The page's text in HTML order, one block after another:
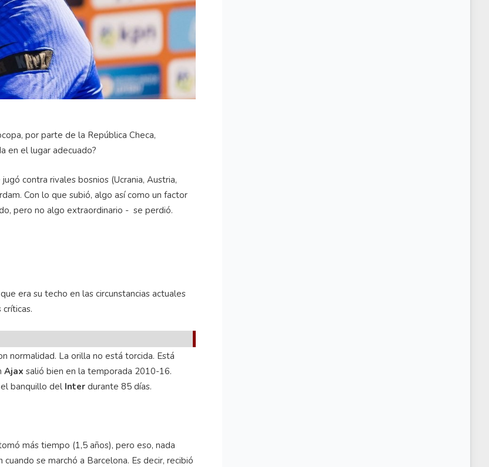
por parte de la República Checa,
en el lugar adecuado?
contra rivales bosnios (Ucrania, Austria,
Con lo que subió, algo así como un factor
pero no algo extraordinario - se perdió.
era su techo en las circunstancias actuales
normalidad. La orilla no está torcida. Está
Ajax salió bien en la temporada 2010-16.
banquillo del Inter durante 85 días.
más tiempo (1,5 años), pero eso, nada
se marchó a Barcelona. Es decir, recibió